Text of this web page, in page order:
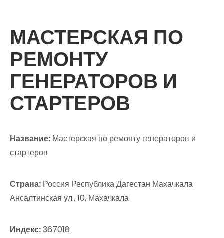
МАСТЕРСКАЯ ПО
РЕМОНТУ
ГЕНЕРАТОРОВ И
СТАРТЕРОВ
Название: Мастерская по ремонту генераторов и
стартеров
Страна: Россия Республика Дагестан Махачкала
Ансалтинская ул., 10, Махачкала
Индекс:367018